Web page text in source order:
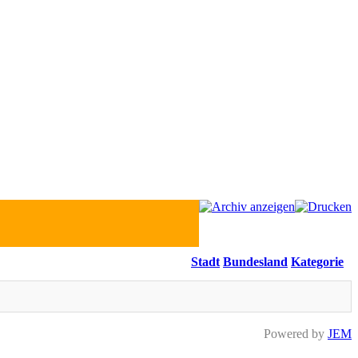
Stadt Bundesland Kategorie
Powered by JEM